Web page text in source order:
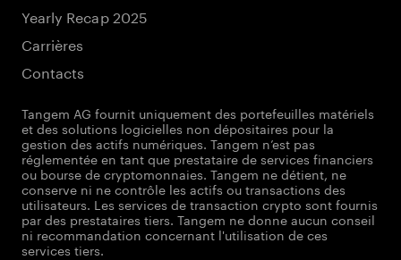
Yearly Recap 2025
Carrières
Contacts
Tangem AG fournit uniquement des portefeuilles matériels
et des solutions logicielles non dépositaires pour la
gestion des actifs numériques. Tangem n’est pas
réglementée en tant que prestataire de services financiers
ou bourse de cryptomonnaies. Tangem ne détient, ne
conserve ni ne contrôle les actifs ou transactions des
utilisateurs. Les services de transaction crypto sont fournis
par des prestataires tiers. Tangem ne donne aucun conseil
ni recommandation concernant l'utilisation de ces
services tiers.